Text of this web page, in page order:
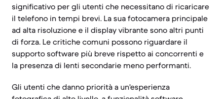
significativo per gli utenti che necessitano di ricaricare
il telefono in tempi brevi. La sua fotocamera principale
ad alta risoluzione e il display vibrante sono altri punti
di forza. Le critiche comuni possono riguardare il
supporto software più breve rispetto ai concorrenti e
la presenza di lenti secondarie meno performanti.
Gli utenti che danno priorità a un'esperienza